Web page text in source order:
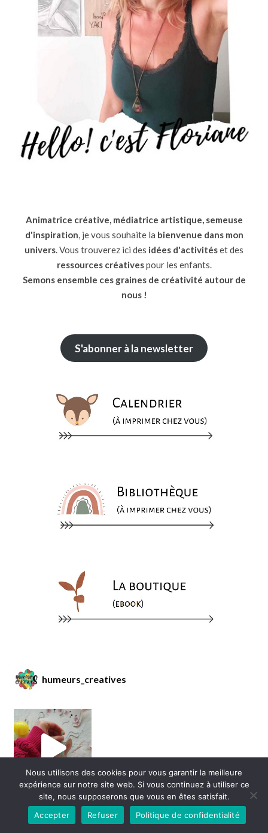
Animatrice créative, médiatrice artistique, semeuse
d'inspiration, je vous souhaite la bienvenue dans mon
univers. Vous trouverez ici des idées d'activitéset des
ressources créativespour les enfants.
Semons ensemble ces graines de créativité autour de
nous !
S'abonner à la newsletter
humeurs_creatives
Nous utilisons des cookies pour vous garantir la meilleure
expérience sur notre site web. Si vous continuez à utiliser ce
site, nous supposerons que vous en êtes satisfait.
Accepter
Refuser Politique de confidentialité